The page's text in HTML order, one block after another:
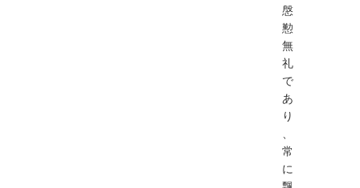
慇
懃
無
礼
で
あ
り
、
常
に